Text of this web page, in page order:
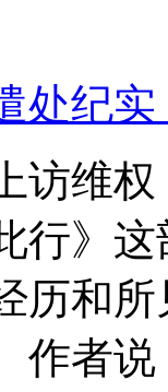
纪实
访维
行》
历和
作者